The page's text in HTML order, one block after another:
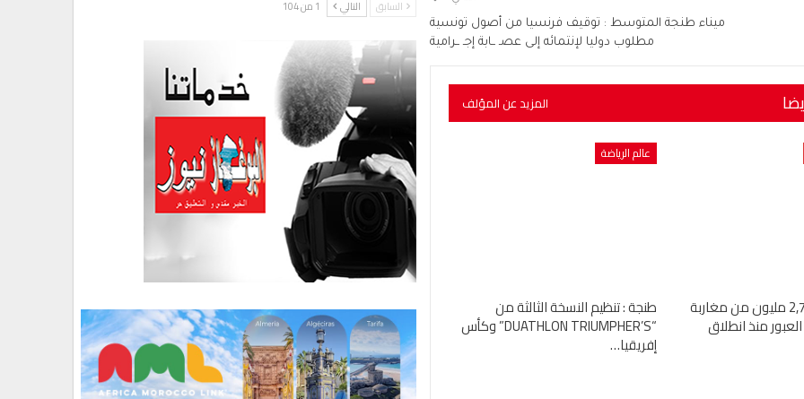
ميناء طنجة المتوسط : توقيف فرنسيا من أصول تونسية
مطلوب دوليا لإنتمائه إلى عصـ ــابة إجـ ــرامية
المزيد عن المؤلف
دخول أزيد من 2,7 مليون من مغاربة
منذ انطلاق
عالم الرياضة
طنجة : تنظيم النسخة الثالثة من
“DUATHLON TRIUMPHER’S” وكأس
إفريقيا…
السابق التالي 1 من 104